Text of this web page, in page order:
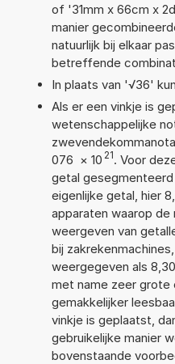
of '31mm x 66cm x
manier
natuurlijk bij elkaar
betreffende
In plaats van '√36'
Als er een vinkje is
wetenschappelijke
076 × 10 21. Voor
getal gesegmenteerd
eigenlijke getal, hier
apparaten waarop
weergeven van
bij
weergegeven als
met name zeer grote
gemakkelijker
vinkje is geplaatst,
gebruikelijke manier
bovenstaande